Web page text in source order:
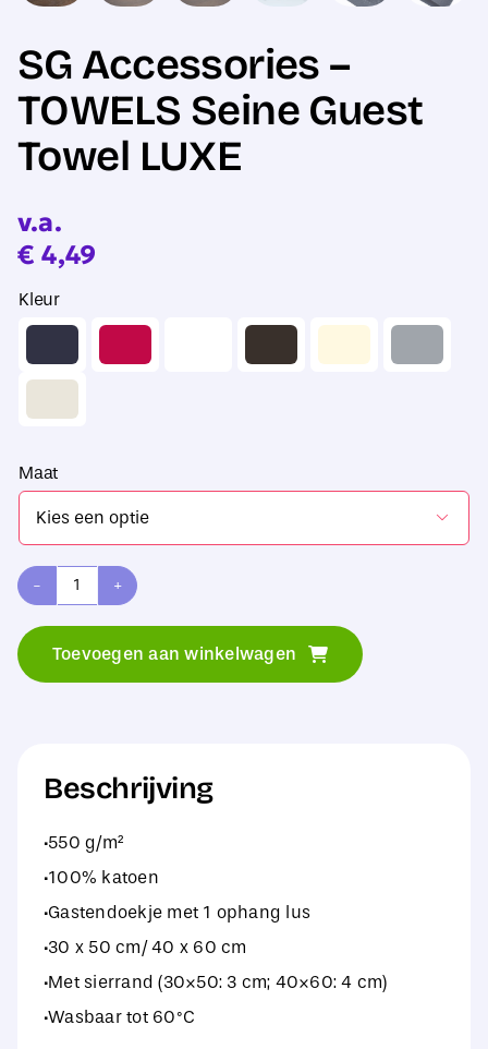
SG Accessories –
TOWELS Seine Guest
Towel LUXE
v.a.
€ 4,49
Kleur
Maat

SG
Guest
LUXE
aantal
Toevoegen aan winkelwagen
Beschrijving
·550 g/m²
·100% katoen
·Gastendoekje met 1 ophang lus
·30 x 50 cm/ 40 x 60 cm
·Met sierrand (30×50: 3 cm; 40×60: 4 cm)
·Wasbaar tot 60°C